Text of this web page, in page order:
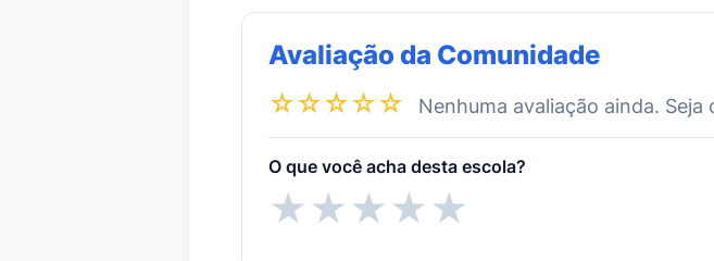
Avaliação da Comunidade
☆☆☆☆☆
Nenhuma avaliação ainda. Seja
O que você acha desta escola?
★★★★★